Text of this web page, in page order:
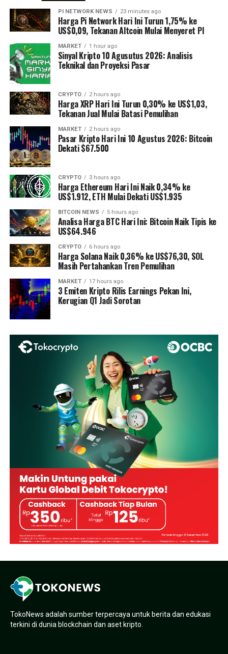
PI NETWORK NEWS 23 minutes ago
Harga Pi Network Hari Ini Turun 1,75% ke
US$0,09, Tekanan Altcoin Mulai Menyeret PI
MARKET 1 hour ago
Sinyal Kripto 10 Agusutus 2026: Analisis
Teknikal dan Proyeksi Pasar
CRYPTO 2 hours ago
Harga XRP Hari Ini Turun 0,30% ke US$1,03,
Tekanan Jual Mulai Batasi Pemulihan
MARKET 2 hours ago
Pasar Kripto Hari Ini 10 Agustus 2026: Bitcoin
Dekati $67.500
CRYPTO 3 hours ago
Harga Ethereum Hari Ini Naik 0,34% ke
US$1.912, ETH Mulai Dekati US$1.935
BITCOIN NEWS 5 hours ago
Analisa Harga BTC Hari Ini: Bitcoin Naik Tipis ke
US$64.946
CRYPTO 6 hours ago
Harga Solana Naik 0,36% ke US$76,30, SOL
Masih Pertahankan Tren Pemulihan
MARKET 17 hours ago
3 Emiten Kripto Rilis Earnings Pekan Ini,
Kerugian Q1 Jadi Sorotan
TokoNews adalah sumber terpercaya untuk berita dan edukasi
terkini di dunia blockchain dan aset kripto.